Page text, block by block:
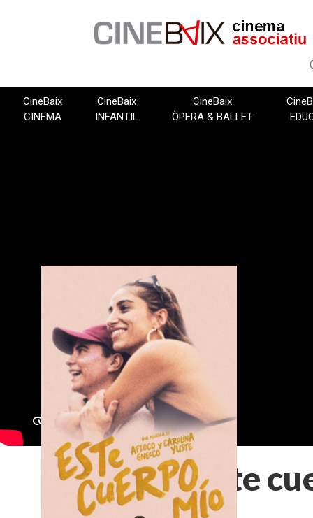
CineBaix
CINEMA
CineBaix
INFANTIL
CineBaix
ÒPERA & BALLET
Este